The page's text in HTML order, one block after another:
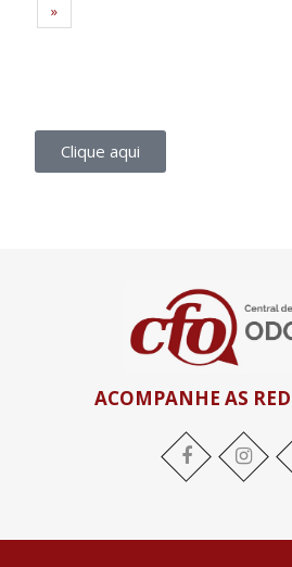
»
Clique aqui
ACOMPANHE AS